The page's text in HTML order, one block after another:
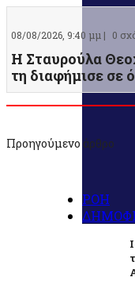
08/08/2026, 9:40 μμ | 0
Η Σταυρούλα
τη διαφήμισε σε
Προηγούμενο άρθρο
ΡΟΗ